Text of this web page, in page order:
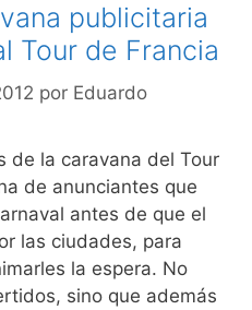
publicitaria
Tour de Francia
por Eduardo
de la caravana del Tour
de anunciantes que
antes de que el
las ciudades, para
la espera. No
sino que además